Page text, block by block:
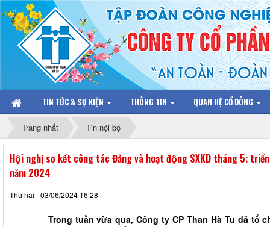
TIN TỨC & SỰ KIỆN THÔNG TIN QUAN HỆ CỔ ĐÔNG
Trang nhất Tin nội bộ
Hội nghị sơ kết công tác Đảng và hoạt động SXKD tháng 5;
năm 2024
Thứ hai - 03/06/2024 16:28
Trong tuần vừa qua, Công ty CP Than Hà Tu đã tổ